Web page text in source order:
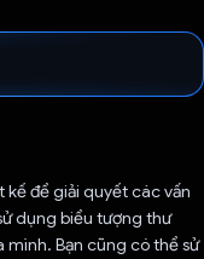
để giải quyết các vấn
dụng biểu tượng thư
Bạn cũng có thể sử